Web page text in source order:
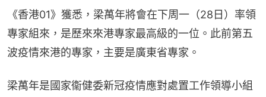
《香港01》獲悉，梁萬年將會在下周一（28日）率領
專家組來，是歷來來港專家最高級的一位。此前第五
波疫情來港的專家，主要是廣東省專家。
梁萬年是國家衞健委新冠疫情應對處置工作領導小組